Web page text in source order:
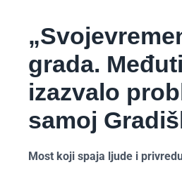
grada.
izazvalo
samoj
Most koji spaja ljude i privredu